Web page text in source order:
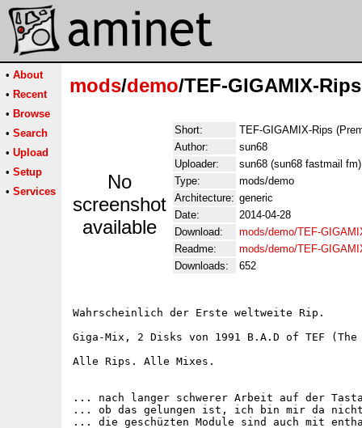
• About
• Recent
• Browse
• Search
• Upload
• Setup
• Services
mods/demo/TEF-GIGAMIX-
No
screenshot
available
Short:
TEF-GIGAMIX-Rips
Author:
sun68
Uploader:
sun68 (sun68 fastmail fm)
Type:
mods/demo
Architecture: generic
Date:
2014-04-28
Download:
mods/demo/TEF-
Readme:
mods/demo/TEF-
Downloads:
652
Wahrscheinlich der Erste weltweite Rip.
Giga-Mix, 2 Disks von 1991 B.A.D of TEF
Alle Rips. Alle Mixes.
... nach langer schwerer Arbeit auf der
... ob das gelungen ist, ich bin mir da
... die geschüzten Module sind auch mit